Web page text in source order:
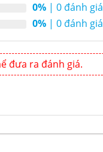
0% | 0 đánh giá
0% | 0 đánh giá
đưa ra đánh giá.